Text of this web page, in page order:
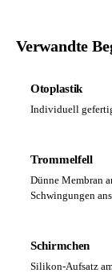
Verwandte
Otoplastik
Individuell
Trommelfell
Dünne Membran
Schwingungen
Schirmchen
Silikon-Aufsatz